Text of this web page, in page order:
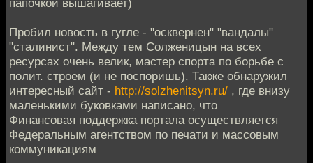
папочкой вышагивает)
Пробил новость в гугле - "осквернен" "вандалы"
"сталинист". Между тем Солженицын на всех
ресурсах очень велик, мастер спорта по борьбе с
полит. строем (и не поспоришь). Также обнаружил
интересный сайт - http://solzhenitsyn.ru/ , где внизу
маленькими буковками написано, что
Финансовая поддержка портала осуществляется
Федеральным агентством по печати и массовым
коммуникациям